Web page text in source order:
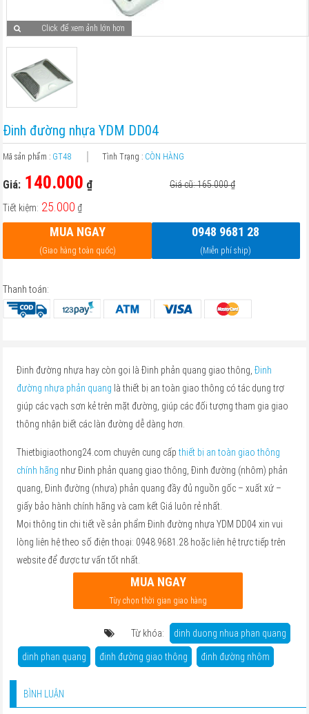
Click để xem ảnh lớn hơn
Đinh đường nhựa YDM DD04
Mã sản phẩm : GT48 Tình Trạng : CÒN HÀNG
Giá: 140.000 ₫ Giá cũ: 165.000₫
Tiết kiệm: 25.000 ₫
MUA NGAY
(Giao hàng toàn quốc)
0948 9681 28
(Miễn phí ship)
Thanh toán:
Đinh đường nhựa hay còn gọi là Đinh phản quang giao thông,Đinh
đường nhựa phản quang là thiết bị an toàn giao thông có tác dụng trợ
giúp các vạch sơn kẻ trên mặt đường, giúp các đối tượng tham gia giao
thông nhận biết các làn đường dễ dàng hơn.
Thietbigiaothong24.com chuyên cung cấpthiết bị an toàn giao thông
chính hãng như Đinh phản quang giao thông, Đinh đường (nhôm) phản
quang, Đinh đường (nhựa) phản quang đầy đủ nguồn gốc – xuất xứ –
giấy bảo hành chính hãng và cam kết Giá luôn rẻ nhất.
Mọi thông tin chi tiết về sản phẩm Đinh đường nhựa YDM DD04 xin vui
lòng liên hệ theo số điện thoại: 0948.9681.28 hoặc liên hệ trực tiếp trên
website để được tư vấn tốt nhất.
MUA NGAY
Tùy chọn thời gian giao hàng
Từ khóa: dinh duong nhua phan quang
dinh phan quang đinh đường giao thông đinh đường nhôm
BÌNH LUẬN